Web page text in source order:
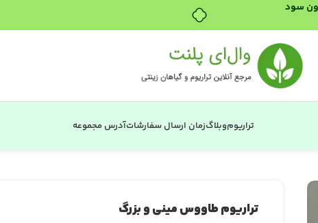
تراریوموبلاگزمان ارسال سفارشاتآدرس مجموعه
تراریوم طاووس مینی و بزرگ